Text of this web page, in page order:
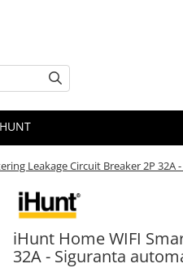
Leakage Circuit Breaker 2P
iHunt Home WIFI
32A - Siguranta